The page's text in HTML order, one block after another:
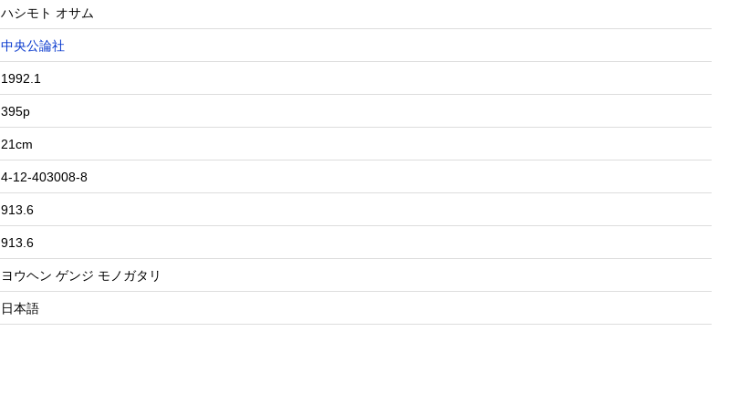
ハシモト オサム
中央公論社
1992.1
395p
21cm
4-12-403008-8
913.6
913.6
ヨウヘン ゲンジ モノガタリ
日本語